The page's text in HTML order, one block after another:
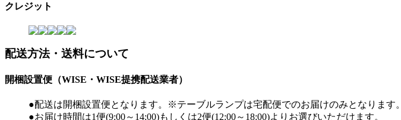
クレジット
配送方法・送料について
開梱設置便（WISE・WISE提携配送業者）
●配送は開梱設置便となります。※テーブルランプは宅配便でのお届けのみとなります。
●お届け時間は1便(9:00～14:00)もしくは2便(12:00～18:00)よりお選びいただけます。